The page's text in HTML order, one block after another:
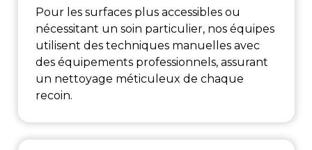
Pour les surfaces plus accessibles ou
nécessitant un soin particulier, nos équipes
utilisent des techniques manuelles avec
des équipements professionnels, assurant
un nettoyage méticuleux de chaque
recoin.